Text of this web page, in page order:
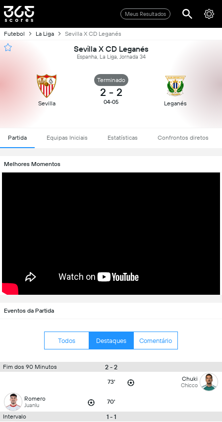
Meus Resultados
Futebol La Liga Sevilla X CD Leganés
Sevilla X CD Leganés
Espanha, La Liga, Jornada 34
Sevilla
Terminado
2 - 2
04-05 Leganés
Partida Equipas Iniciais Estatísticas Confrontos diretos
Melhores Momentos
Eventos da Partida
Todos Destaques Comentário
Fim dos 90 Minutos 2 - 2
73' Chuki
Chicco
Romero
Juanlu 70'
Intervalo 1 - 1